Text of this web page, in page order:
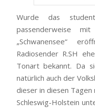
Wurde das
passenderweise
„Schwanensee“
Radiosender R.SH
Tonart bekannt. Da
natürlich auch der
dieser in diesen Tagen
Schleswig-Holstein